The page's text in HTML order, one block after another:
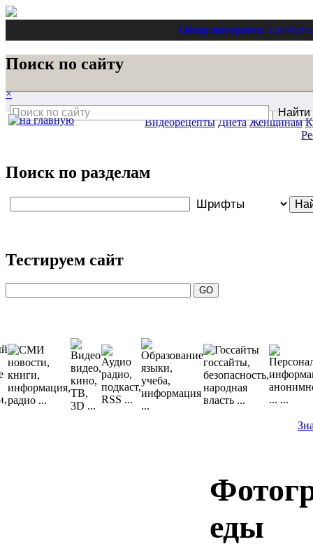
Обзор интернета- LiteВеб-
Поиск по сайту
×
Поиск по разделам
Тестируем сайт
Видеорецепты Диета Женщинам
еды